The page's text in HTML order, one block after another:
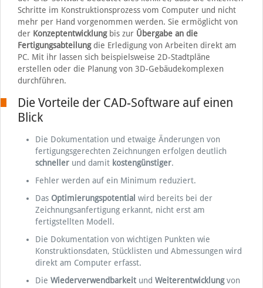
Schritte im Konstruktionsprozess vom Computer und nicht
mehr per Hand vorgenommen werden. Sie ermöglicht von
der Konzeptentwicklungbis zur Übergabe an die
Fertigungsabteilungdie Erledigung von Arbeiten direkt am
PC. Mit ihr lassen sich beispielsweise 2D-Stadtpläne
erstellen oder die Planung von 3D-Gebäudekomplexen
durchführen.
Die Vorteile der CAD-Software auf einen
Blick
Die Dokumentation und etwaige Änderungen von
fertigungsgerechten Zeichnungen erfolgen deutlich
schnellerund damit kostengünstiger.
Fehler werden auf ein Minimum reduziert.
Das Optimierungspotential wird bereits bei der
Zeichnungsanfertigung erkannt, nicht erst am
fertigstellten Modell.
Die Dokumentation von wichtigen Punkten wie
Konstruktionsdaten, Stücklisten und Abmessungen wird
direkt am Computer erfasst.
Die Wiederverwendbarkeitund Weiterentwicklungvon